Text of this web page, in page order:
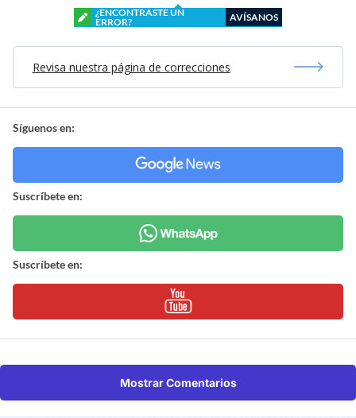
¿ENCONTRASTE UN
ERROR?
AVÍSANOS
Revisa nuestra página de correcciones
Síguenos en:
Suscríbete en:
Suscríbete en:
Mostrar Comentarios